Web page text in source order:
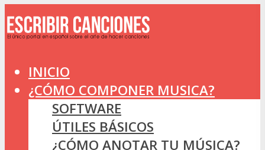
INICIO
¿CÓMO COMPONER MUSICA?
SOFTWARE
ÚTILES BÁSICOS
¿CÓMO ANOTAR TU MÚSICA?